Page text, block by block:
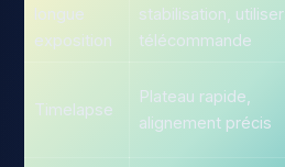
longue
exposition
stabilisation, utiliser
télécommande
Timelapse
Plateau rapide,
alignement précis